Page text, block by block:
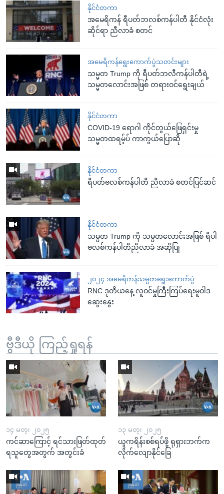
နိုင်ငံတကာ
အမေရိကန် ရီပတ်ဘလစ်ကန်ပါတီ နိုင်ငံလုံး
ဆိုင်ရာ ညီလာခံ စတင်
အမေရိကန်ရွေးကောက်ပွဲသတင်းများ
သမ္မတ Trump ကို ရီပတ်ဘလီကန်ပါတီရဲ့
သမ္မတလောင်းအဖြစ် တရားဝင်ရွေးချယ်
နိုင်ငံတကာ
COVID-19 ရောဂါ ကိုင်တွယ်ဖြေရှင်းမှု
သမ္မတထရမ့်ပ် ကာကွယ်ပြောဆို
နိုင်ငံတကာ
ရီပတ်ဗလစ်ကန်ပါတီ ညီလာခံ စတင်ပြင်ဆင်
နိုင်ငံတကာ
သမ္မတ Trump ကို သမ္မတလောင်းအဖြစ် ရီပါ
ဗလစ်ကန်ပါတီညီလာခံ အဆိုပြု
၂၀၂၄ အမေရိကန်သမ္မတရွေးကောက်ပွဲ
RNC ဒုတိယနေ့ လူဝင်မှုကြီးကြပ်ရေးမူဝါဒ
ဆွေးနွေး
ဗွီဒီယို ကြည့်ရှုရန်
၁၄ မတ္၊ ၂၀၂၅
ကင်ဆာကြောင့် ရင်သားဖြတ်ထုတ်
ရသူတွေအတွက် အတွင်းခံ
၁၃ မတ္၊ ၂၀၂၅
ယူကရိန်းစစ်ရပ်ဖို့ ရုရှားဘက်က
လိုက်လျောနိုင်ခြေ